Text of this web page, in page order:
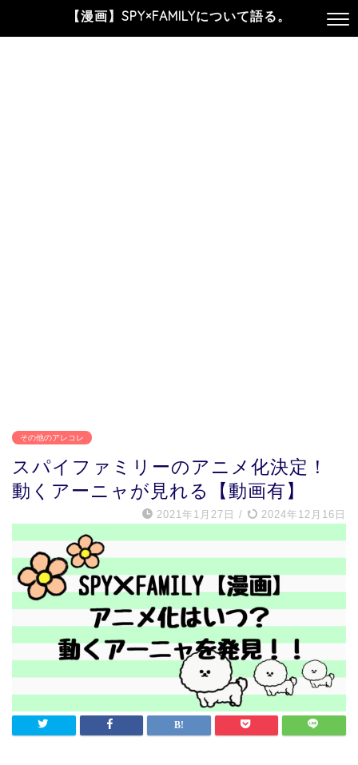
【漫画】SPY×FAMILYについて語る。
その他のアレコレ
スパイファミリーのアニメ化決定！
動くアーニャが見れる【動画有】
2021年1月27日 / 2024年12月16日